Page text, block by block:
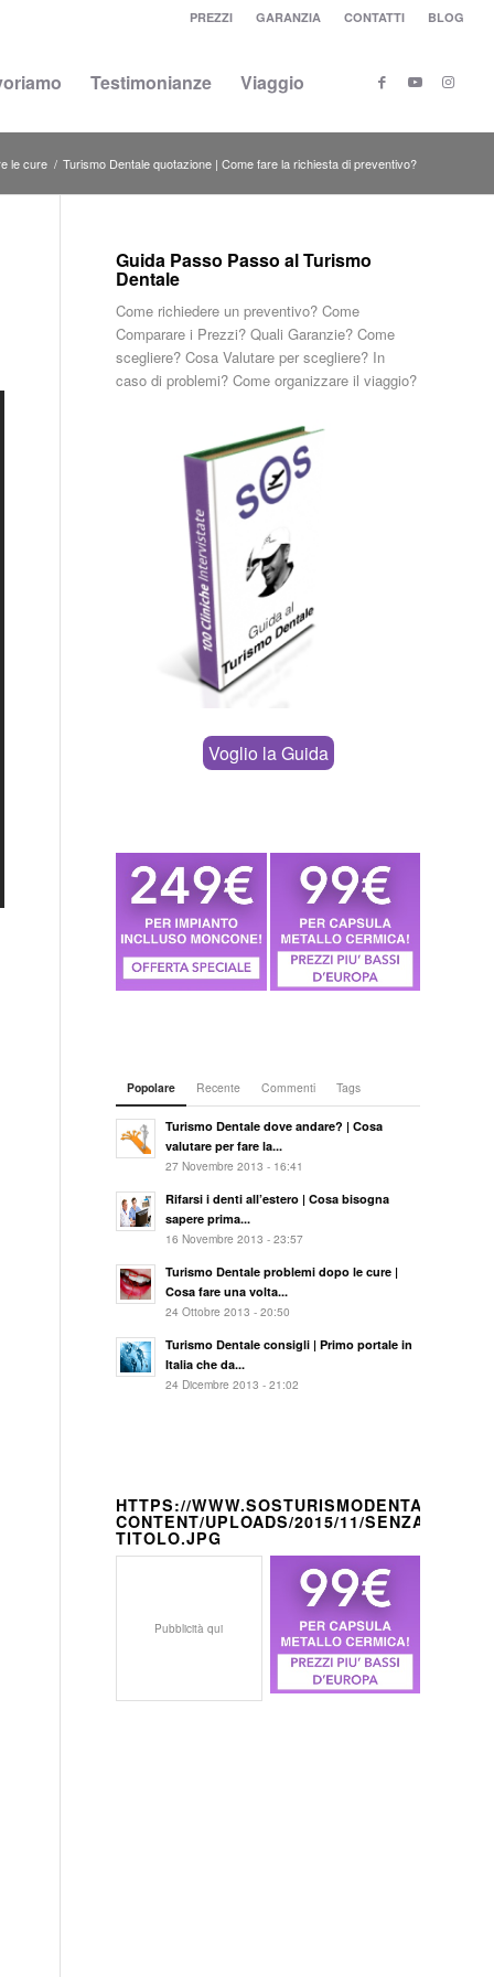
PREZZI GARANZIA CONTATTI BLOG
Testimonianze Viaggio
le cure / Turismo Dentale quotazione | Come fare la richiesta di preventivo?
Guida Passo Passo al Turismo
Dentale
Come richiedere un preventivo? Come
Comparare i Prezzi? Quali Garanzie? Come
scegliere? Cosa Valutare per scegliere? In
caso di problemi? Come organizzare il viaggio?
Voglio la Guida
Popolare Recente Commenti Tags
Turismo Dentale dove andare? | Cosa
valutare per fare la...
27 Novembre 2013 - 16:41
Rifarsi i denti all’estero | Cosa bisogna
sapere prima...
16 Novembre 2013 - 23:57
Turismo Dentale problemi dopo le cure |
Cosa fare una volta...
24 Ottobre 2013 - 20:50
Turismo Dentale consigli | Primo portale in
Italia che da...
24 Dicembre 2013 - 21:02
HTTPS://WWW.SOSTURISMODENTALE.IT/
CONTENT/UPLOADS/2015/11/SENZA-
TITOLO.JPG
Pubblicità qui